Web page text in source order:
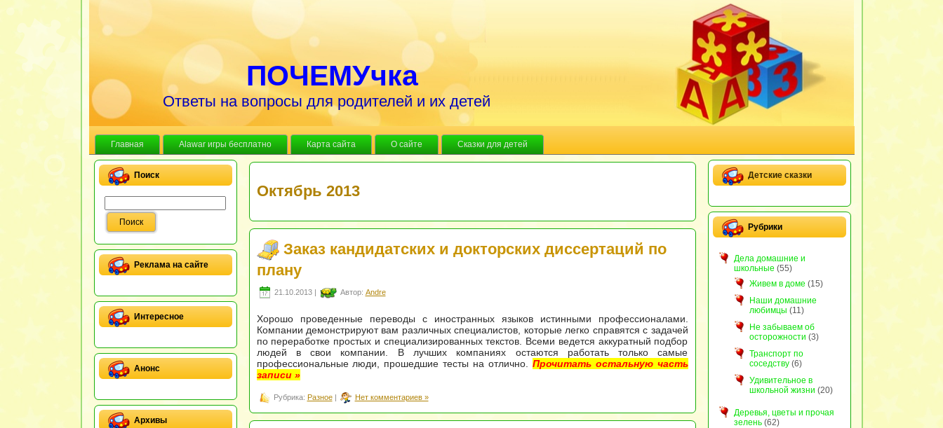
ПОЧЕМУчка
Ответы на вопросы для родителей и их детей
Главная Alawar игры бесплатно Карта сайта О сайте Сказки для детей
Поиск
Реклама на сайте
Интересное
Анонс
Архивы
Октябрь 2013
Заказ кандидатских и докторских диссертаций по
плану
21.10.2013 | Автор: Andre
Хорошо проведенные переводы с иностранных языков истинными профессионалами.
Компании демонстрируют вам различных специалистов, которые легко справятся с задачей
по переработке простых и специализированных текстов. Всеми ведется аккуратный подбор
людей в свои компании. В лучших компаниях остаются работать только самые
профессиональные люди, прошедшие тесты на отлично. Прочитать остальную часть
записи »
Рубрика: Разное| Нет комментариев »
Детские сказки
Рубрики
Дела домашние и
школьные (55)
Живем в доме (15)
Наши домашние
любимцы (11)
Не забываем об
осторожности (3)
Транспорт по
соседству(6)
Удивительное в
школьной жизни (20)
Деревья, цветы и прочая
зелень(62)